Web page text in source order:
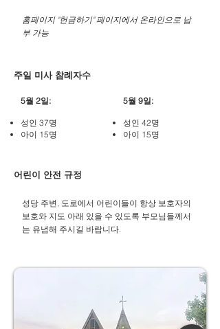
​홈페이지 "헌금하기" 페이지에서 온라인으로 납
부 가능
주일 미사 참례자수
5월 2일:
성인 37명
아이 15명
5월 9일:
성인 42명
아이 15명
어린이 안전 규정
성당 주변, 도로에서 어린이들이 항상 보호자의
보호와 지도 아래 있을 수 있도록 부모님들께서
는 유념해 주시길 바랍니다.​